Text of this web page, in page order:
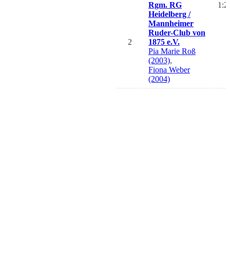
2
Rgm. RG
Heidelberg /
Mannheimer
Ruder-Club von
1875 e.V.
Pia Marie Roß
(2003),
Fiona Weber
(2004)